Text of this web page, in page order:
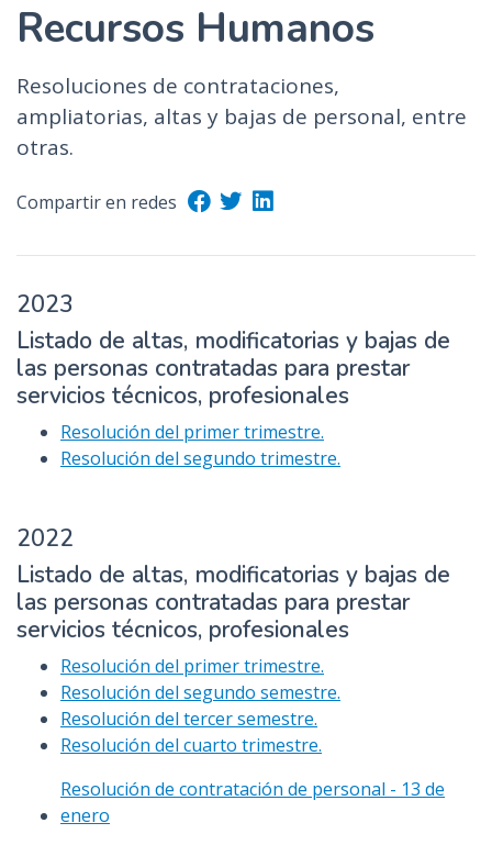
Recursos Humanos
Resoluciones de contrataciones,
ampliatorias, altas y bajas de personal, entre
otras.
Compartir en redes
2023
Listado de altas, modificatorias y bajas de
las personas contratadas para prestar
servicios técnicos, profesionales
Resolución del primer trimestre.
Resolución del segundo trimestre.
2022
Listado de altas, modificatorias y bajas de
las personas contratadas para prestar
servicios técnicos, profesionales
Resolución del primer trimestre.
Resolución del segundo semestre.
Resolución del tercer semestre.
Resolución del cuarto trimestre.
Resolución de contratación de personal - 13 de
enero